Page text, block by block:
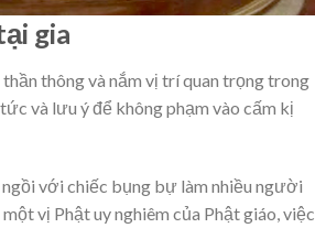
gia
thông và nắm vị trí quan trọng trong
và lưu ý để không phạm vào cấm kị
với chiếc bụng bự làm nhiều người
vị Phật uy nghiêm của Phật giáo, việc